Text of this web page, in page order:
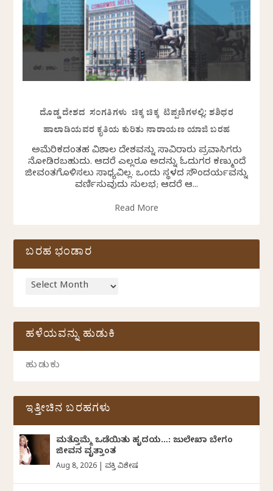
ದೊಡ್ಡ ದೇಶದ ಸಂಗತಿಗಳು ಚಿಕ್ಕ ಚಿಕ್ಕ ಟಿಪ್ಪಣಿಗಳಲ್ಲಿ: ಶಶಿಧರ
ಹಾಲಾಡಿಯವರ ಕೃತಿಯ ಕುರಿತು ನಾರಾಯಣ ಯಾಜಿ ಬರಹ
ಅಮೆರಿಕದಂತಹ ವಿಶಾಲ ದೇಶವನ್ನು ಸಾವಿರಾರು ಪ್ರವಾಸಿಗರು
ನೋಡಿರಬಹುದು. ಆದರೆ ಎಲ್ಲರೂ ಅದನ್ನು ಓದುಗರ ಕಣ್ಮುಂದೆ
ಜೀವಂತಗೊಳಿಸಲು ಸಾಧ್ಯವಿಲ್ಲ. ಒಂದು ಸ್ಥಳದ ಸೌಂದರ್ಯವನ್ನು
ವರ್ಣಿಸುವುದು ಸುಲಭ; ಆದರೆ ಆ...
Read More
ಬರಹ ಭಂಡಾರ
ಹಳೆಯವನ್ನು ಹುಡುಕಿ
ಇತ್ತೀಚಿನ ಬರಹಗಳು
ಮತ್ತೊಮ್ಮೆ ಒಡೆಯಿತು ಹೃದಯ…: ಜುಲೇಖಾ ಬೇಗಂ
ಜೀವನ ವೃತ್ತಾಂತ
Aug 8, 2026 ವ್ಯಕ್ತಿ ವಿಶೇಷ